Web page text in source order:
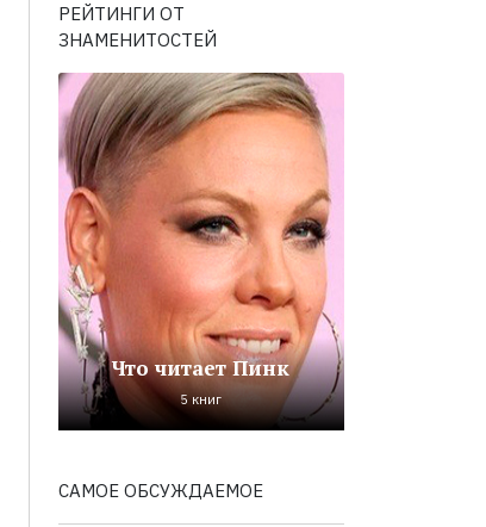
РЕЙТИНГИ ОТ
ЗНАМЕНИТОСТЕЙ
Что читает Пинк
5 книг
САМОЕ ОБСУЖДАЕМОЕ